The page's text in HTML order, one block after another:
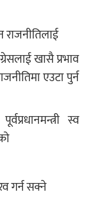
राजनीतिलाई
खासै प्रभाव
एउटा पुर्न
स्व
गर्न सक्ने